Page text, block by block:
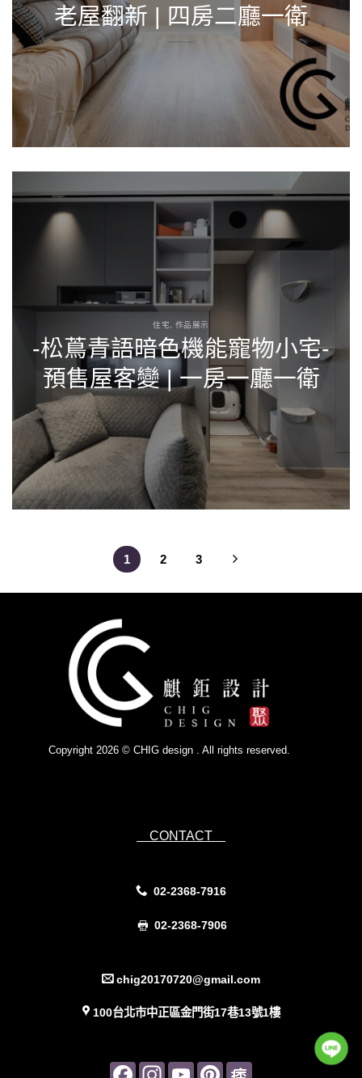
老屋翻新 | 四房二廳一衛
住宅, 作品展示
-松蔦青語暗色機能寵物小宅-
預售屋客變 | 一房一廳一衛
1 2 3
Copyright 2026 © CHIG design . All rights reserved.
CONTACT
02-2368-7916
02-2368-7906
chig20170720@gmail.com
100台北市中正區金門街17巷13號1樓
FacebookInstagramYouTubePinterest